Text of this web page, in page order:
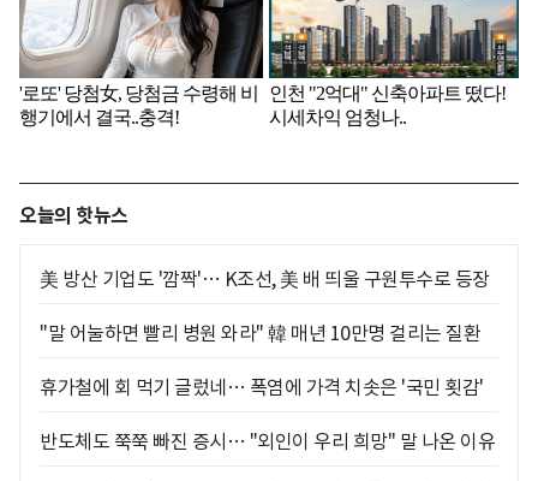
오늘의 핫뉴스
美 방산 기업도 '깜짝'… K조선, 美 배 띄울 구원투수로 등장
"말 어눌하면 빨리 병원 와라" 韓 매년 10만명 걸리는 질환
휴가철에 회 먹기 글렀네… 폭염에 가격 치솟은 '국민 횟감'
반도체도 쭉쭉 빠진 증시… "외인이 우리 희망" 말 나온 이유